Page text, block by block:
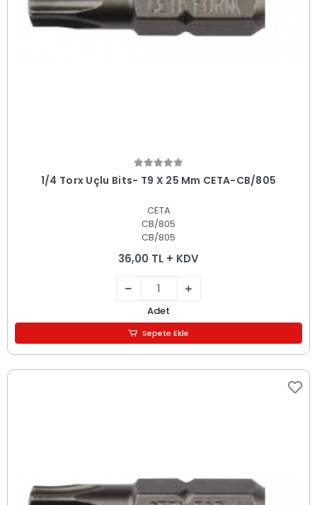
Sepete Ekle
1/4 Torx Uçlu Bits- T9 X 25 Mm CETA-CB/805
CETA
CB/805
CB/805
36,00 TL + KDV
Adet
Sepete Ekle